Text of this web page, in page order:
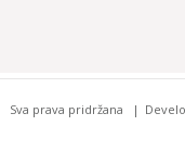
Sva prava pridržana